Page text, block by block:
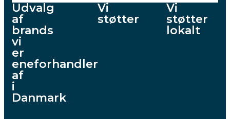
Udvalg
af
brands
vi
er
eneforhandler
af
i
Danmark
Vi
støtter
Vi
støtter
lokalt